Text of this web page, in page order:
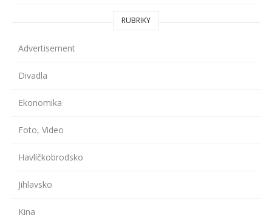
RUBRIKY
Advertisement
Divadla
Ekonomika
Foto, Video
Havlíčkobrodsko
Jihlavsko
Kina